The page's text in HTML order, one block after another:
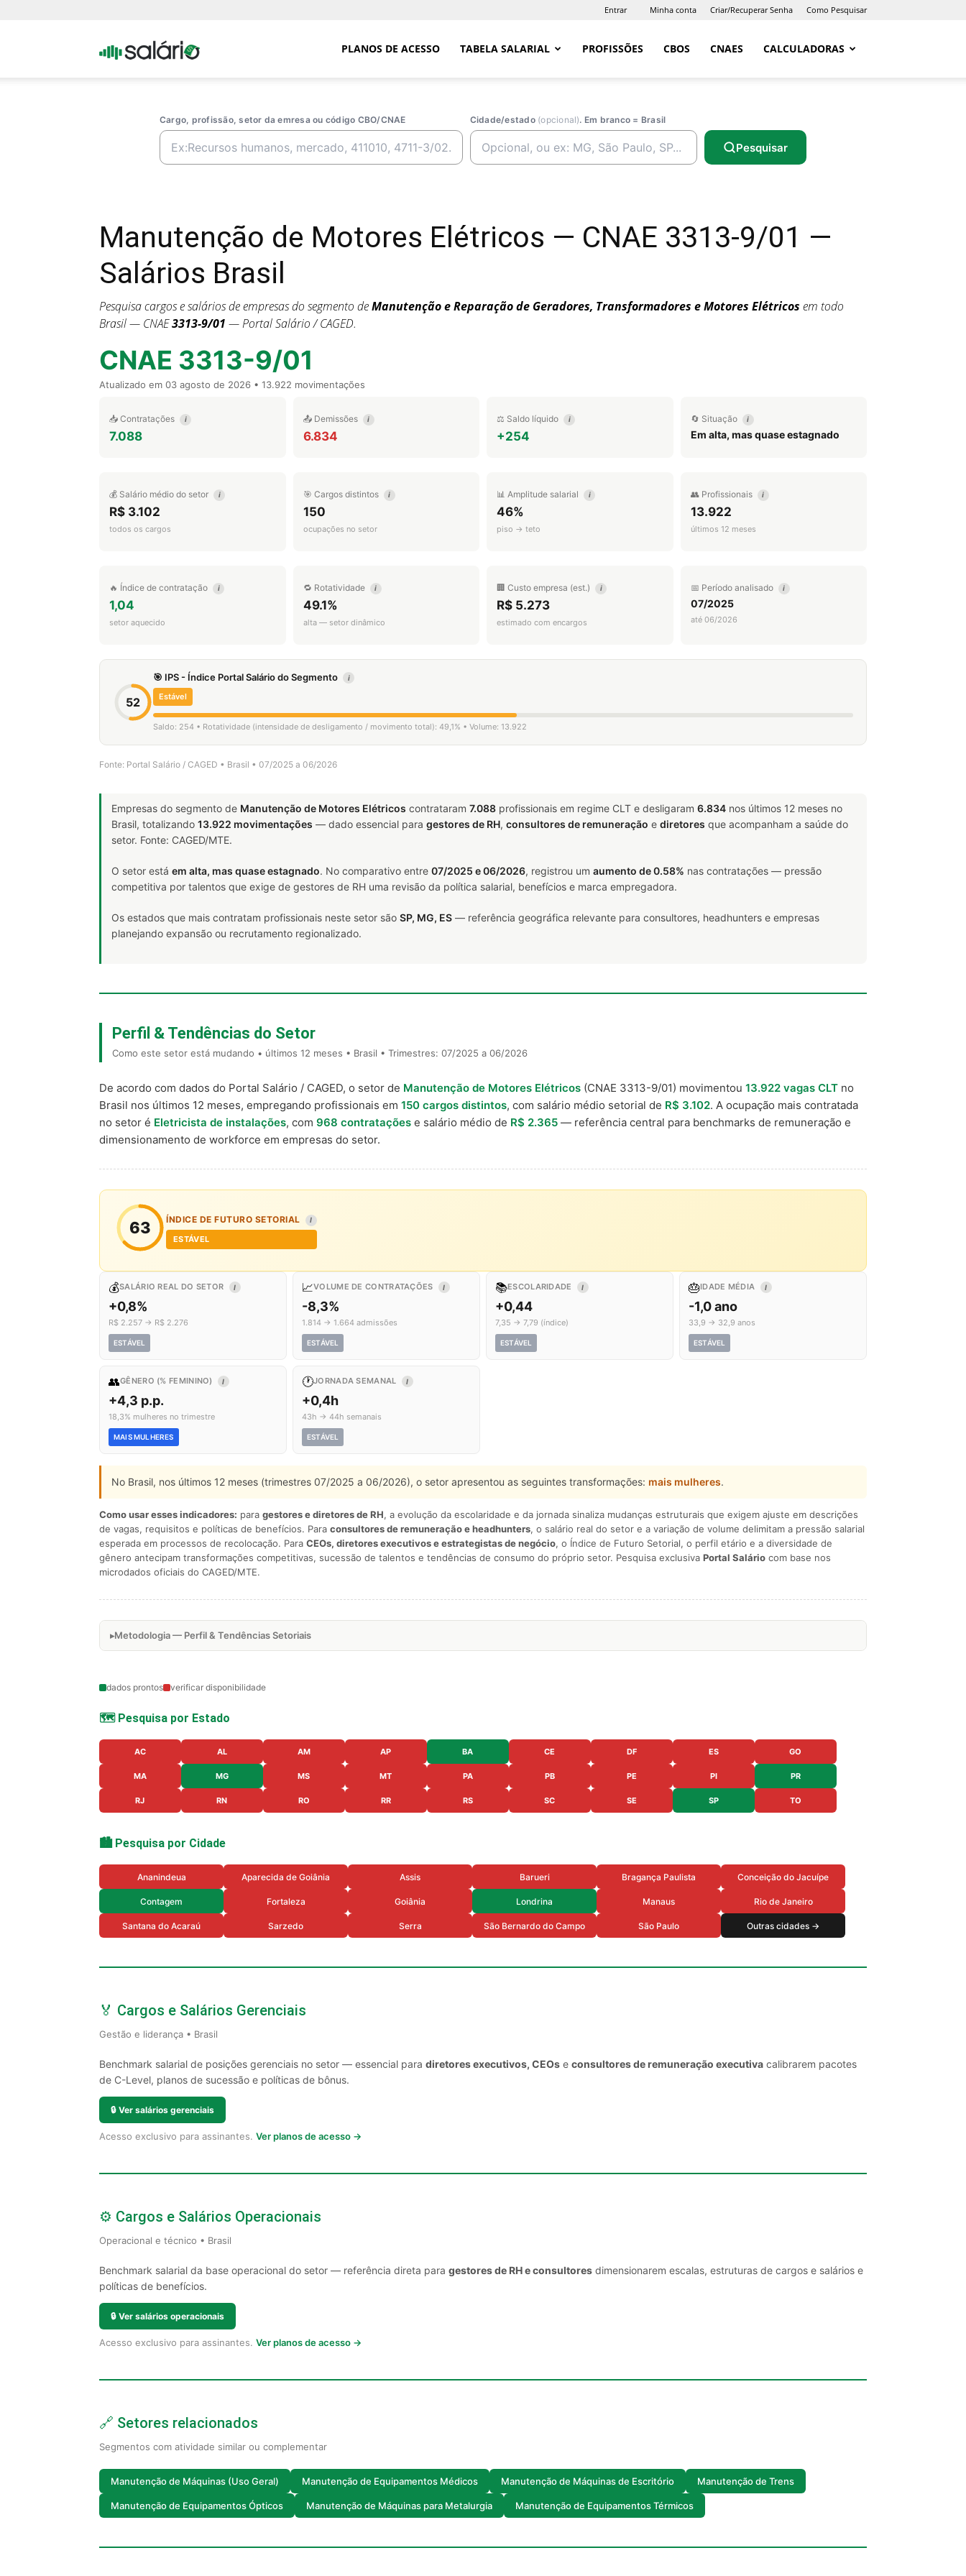
Entrar Minha conta Criar/Recuperar Senha Como Pesquisar
Portal PLANOS DE ACESSO TABELA SALARIAL PROFISSÕES CBOS CNAES CALCULADORAS
Cargo, profissão, setor da emresa ou código CBO/CNAE Cidade/estado (opcional). Em branco = Brasil
Pesquisar
Manutenção de Motores Elétricos — CNAE 3313-9/01 —
Salários Brasil
Pesquisa cargos e salários de empresas do segmento deManutenção e Reparação de Geradores, Transformadores e Motores Elétricos em todo
Brasil — CNAE3313-9/01 — Portal Salário / CAGED.
CNAE 3313-9/01
Atualizado em 03 agosto de 2026 • 13.922 movimentações
📥 Contratações i
7.088
📤 Demissões i
6.834
⚖️ Saldo líquido i
+254
🔄 Situação i
Em alta, mas quase estagnado
💰 Salário médio do setor i
R$ 3.102
todos os cargos
🎯 Cargos distintos i
150
ocupações no setor
📊 Amplitude salarial i
46%
piso → teto
👥 Profissionais i
13.922
últimos 12 meses
🔥 Índice de contratação i
1,04
setor aquecido
🔁 Rotatividade i
49.1%
alta — setor dinâmico
🏢 Custo empresa (est.) i
R$ 5.273
estimado com encargos
📅 Período analisado i
07/2025
até 06/2026
52
🎯 IPS - Índice Portal Salário do Segmento i
Estável
Saldo: 254 • Rotatividade (intensidade de desligamento / movimento total): 49,1% • Volume: 13.922
Fonte: Portal Salário / CAGED • Brasil • 07/2025 a 06/2026
Empresas do segmento de Manutenção de Motores Elétricos contrataram 7.088 profissionais em regime CLT e desligaram 6.834 nos últimos 12 meses no
Brasil, totalizando 13.922 movimentações — dado essencial para gestores de RH, consultores de remuneração e diretores que acompanham a saúde do
setor. Fonte: CAGED/MTE.
O setor está em alta, mas quase estagnado. No comparativo entre 07/2025 e 06/2026, registrou um aumento de 0.58% nas contratações — pressão
competitiva por talentos que exige de gestores de RH uma revisão da política salarial, benefícios e marca empregadora.
Os estados que mais contratam profissionais neste setor são SP, MG, ES — referência geográfica relevante para consultores, headhunters e empresas
planejando expansão ou recrutamento regionalizado.
Perfil & Tendências do Setor
Como este setor está mudando • últimos 12 meses • Brasil • Trimestres: 07/2025 a 06/2026
De acordo com dados do Portal Salário / CAGED, o setor de Manutenção de Motores Elétricos (CNAE 3313-9/01) movimentou 13.922 vagas CLT no
Brasil nos últimos 12 meses, empregando profissionais em 150 cargos distintos, com salário médio setorial de R$ 3.102. A ocupação mais contratada
no setor é Eletricista de instalações, com 968 contratações e salário médio de R$ 2.365 — referência central para benchmarks de remuneração e
dimensionamento de workforce em empresas do setor.
63 ÍNDICE DE FUTURO SETORIAL I
ESTÁVEL
💰SALÁRIO REAL DO SETOR I
+0,8%
R$ 2.257 → R$ 2.276
ESTÁVEL
📈VOLUME DE CONTRATAÇÕES I
-8,3%
1.814 → 1.664 admissões
ESTÁVEL
📚ESCOLARIDADE I
+0,44
7,35 → 7,79 (índice)
ESTÁVEL
🎂IDADE MÉDIA I
-1,0 ano
33,9 → 32,9 anos
ESTÁVEL
👥GÊNERO (% FEMININO) I
+4,3 p.p.
18,3% mulheres no trimestre
MAIS MULHERES
🕐JORNADA SEMANAL I
+0,4h
43h → 44h semanais
ESTÁVEL
No Brasil, nos últimos 12 meses (trimestres 07/2025 a 06/2026), o setor apresentou as seguintes transformações: mais mulheres.
Como usar esses indicadores: para gestores e diretores de RH, a evolução da escolaridade e da jornada sinaliza mudanças estruturais que exigem ajuste em descrições
de vagas, requisitos e políticas de benefícios. Para consultores de remuneração e headhunters, o salário real do setor e a variação de volume delimitam a pressão salarial
esperada em processos de recolocação. Para CEOs, diretores executivos e estrategistas de negócio, o Índice de Futuro Setorial, o perfil etário e a diversidade de
gênero antecipam transformações competitivas, sucessão de talentos e tendências de consumo do próprio setor. Pesquisa exclusiva Portal Salário com base nos
microdados oficiais do CAGED/MTE.
Metodologia — Perfil & Tendências Setoriais
dados prontos verificar disponibilidade
🗺️ Pesquisa por Estado
AC AL AM AP BA CE DF ES GO
MA MG MS MT PA PB PE PI PR
RJ RN RO RR RS SC SE SP TO
🏙️ Pesquisa por Cidade
Ananindeua Aparecida de Goiânia Assis Barueri Bragança Paulista Conceição do Jacuípe
Contagem Fortaleza Goiânia Londrina Manaus Rio de Janeiro
Santana do Acaraú Sarzedo Serra São Bernardo do Campo São Paulo Outras cidades →
🏅 Cargos e Salários Gerenciais
Gestão e liderança • Brasil
Benchmark salarial de posições gerenciais no setor — essencial para diretores executivos, CEOs e consultores de remuneração executiva calibrarem pacotes
de C-Level, planos de sucessão e políticas de bônus.
🔒 Ver salários gerenciais
Acesso exclusivo para assinantes. Ver planos de acesso →
⚙️ Cargos e Salários Operacionais
Operacional e técnico • Brasil
Benchmark salarial da base operacional do setor — referência direta para gestores de RH e consultores dimensionarem escalas, estruturas de cargos e salários e
políticas de benefícios.
🔒 Ver salários operacionais
Acesso exclusivo para assinantes. Ver planos de acesso →
🔗 Setores relacionados
Segmentos com atividade similar ou complementar
Manutenção de Máquinas (Uso Geral) Manutenção de Equipamentos Médicos Manutenção de Máquinas de Escritório Manutenção de Trens
Manutenção de Equipamentos Ópticos Manutenção de Máquinas para Metalurgia Manutenção de Equipamentos Térmicos